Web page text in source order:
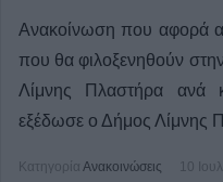
Ανακοίνωση που αφορά
που θα φιλοξενηθούν
Λίμνης Πλαστήρα ανά
εξέδωσε ο Δήμος Λίμνης
Κατηγορία Ανακοινώσεις 10